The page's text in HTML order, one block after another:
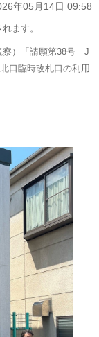
年05月14日 09:58
ます。
察）「請願第38号 J
口臨時改札口の利用